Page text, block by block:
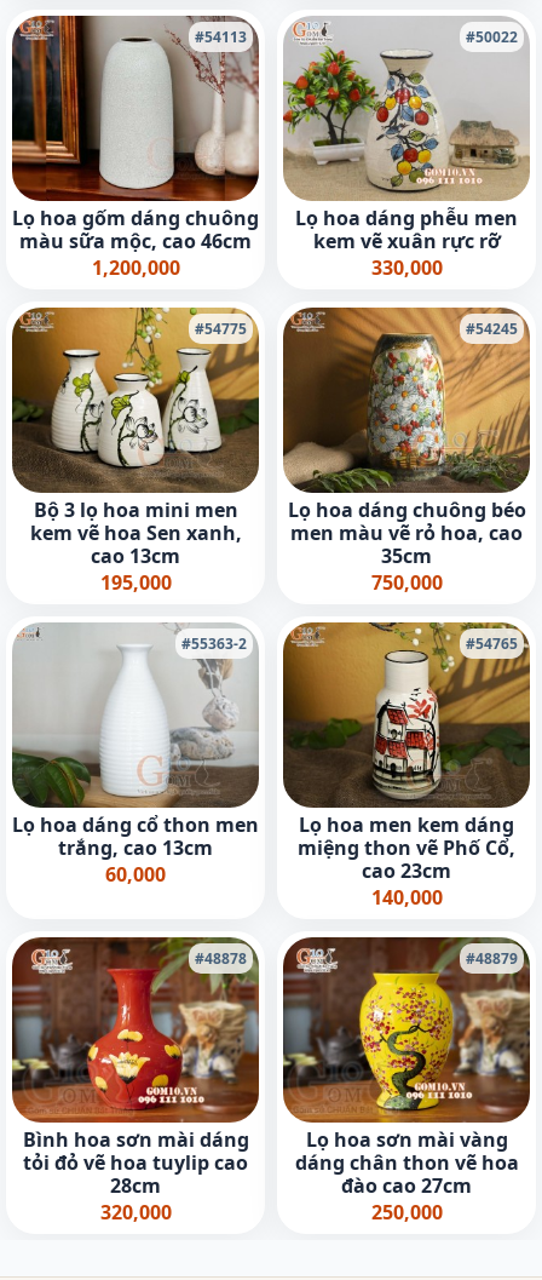
#54113
Lọ hoa gốm dáng chuông
màu sữa mộc, cao 46cm
1,200,000
#50022
Lọ hoa dáng phễu men
kem vẽ xuân rực rỡ
330,000
#54775
Bộ 3 lọ hoa mini men
kem vẽ hoa Sen xanh,
cao 13cm
195,000
#54245
Lọ hoa dáng chuông béo
men màu vẽ rỏ hoa, cao
35cm
750,000
#55363-2
Lọ hoa dáng cổ thon men
trắng, cao 13cm
60,000
#54765
Lọ hoa men kem dáng
miệng thon vẽ Phố Cổ,
cao 23cm
140,000
#48878
Bình hoa sơn mài dáng
tỏi đỏ vẽ hoa tuylip cao
28cm
320,000
#48879
Lọ hoa sơn mài vàng
dáng chân thon vẽ hoa
đào cao 27cm
250,000